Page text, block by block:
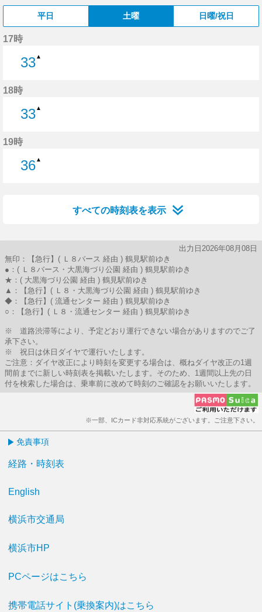
平日 土曜 日曜/祝日
17時
33▲
18時
33▲
19時
36▲
すべての時刻表を表示
出力日2026年08月08日
無印：【急行】( Ｌ８バース 経由 ) 鶴見駅前ゆき
●：( Ｌ８バース・大黒海づり公園 経由 ) 鶴見駅前ゆき
★：( 大黒海づり公園 経由 ) 鶴見駅前ゆき
▲：【急行】( Ｌ８・大黒海づり公園 経由 ) 鶴見駅前ゆき
◆：【急行】( 流通センター 経由 ) 鶴見駅前ゆき
○：【急行】( Ｌ８・流通センター 経由 ) 鶴見駅前ゆき
※ 道路渋滞等により、予定どおり運行できない場合がありますのでご了
承下さい。
※ 祝日は休日ダイヤで運行いたします。
ご注意：ダイヤ改正により時刻を変更する場合は、概ねダイヤ改正の1週
間前までに新しい時刻表を掲載いたします。そのため、1週間以上先の日
付を検索した場合は、乗車前に改めて時刻のご確認をお願いいたします。
※一部、ICカード非対応系統がございます。ご注意下さい。
免責事項
経路・時刻表
English
横浜市交通局
横浜市HP
PCページはこちら
携帯電話サイト(乗換案内)はこちら